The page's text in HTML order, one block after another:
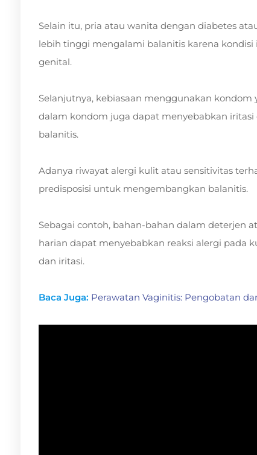
Selain itu, pria atau wanita dengan diabetes
lebih tinggi mengalami balanitis karena
genital.
Selanjutnya, kebiasaan menggunakan
dalam kondom juga dapat menyebabkan
balanitis.
Adanya riwayat alergi kulit atau sensitivitas
predisposisi untuk mengembangkan balanitis.
Sebagai contoh, bahan-bahan dalam deterjen
harian dapat menyebabkan reaksi alergi pada
dan iritasi.
Baca Juga: Perawatan Vaginitis: Pengobatan